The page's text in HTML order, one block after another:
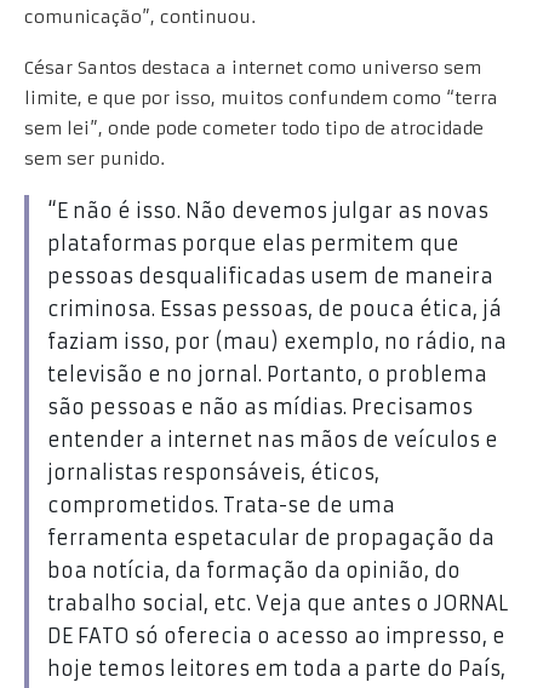
comunicação”, continuou.
César Santos destaca a internet como universo sem
limite, e que por isso, muitos confundem como “terra
sem lei”, onde pode cometer todo tipo de atrocidade
sem ser punido.
“E não é isso. Não devemos julgar as novas
plataformas porque elas permitem que
pessoas desqualificadas usem de maneira
criminosa. Essas pessoas, de pouca ética, já
faziam isso, por (mau) exemplo, no rádio, na
televisão e no jornal. Portanto, o problema
são pessoas e não as mídias. Precisamos
entender a internet nas mãos de veículos e
jornalistas responsáveis, éticos,
comprometidos. Trata-se de uma
ferramenta espetacular de propagação da
boa notícia, da formação da opinião, do
trabalho social, etc. Veja que antes o JORNAL
DE FATO só oferecia o acesso ao impresso, e
hoje temos leitores em toda a parte do País,